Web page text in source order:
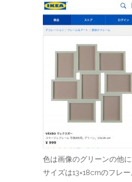
色は画像のグリーンの他
サイズは13×18cmのフレー